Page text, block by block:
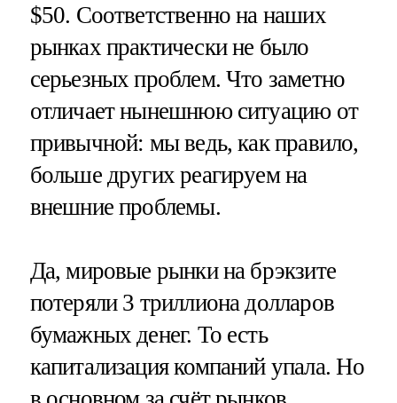
$50. Соответственно на наших
рынках практически не было
серьезных проблем. Что заметно
отличает нынешнюю ситуацию от
привычной: мы ведь, как правило,
больше других реагируем на
внешние проблемы.
Да, мировые рынки на брэкзите
потеряли 3 триллиона долларов
бумажных денег. То есть
капитализация компаний упала. Но